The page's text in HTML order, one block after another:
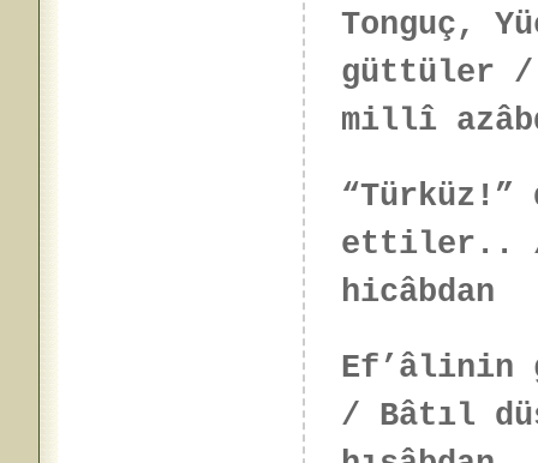
Tonguç,
güttüler /
millî
“Türküz!”
ettiler.. /
hicâbdan
Ef’âlinin
/ Bâtıl